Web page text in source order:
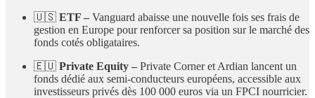
🇺🇸 ETF – Vanguard abaisse une nouvelle fois ses frais de
gestion en Europe pour renforcer sa position sur le marché des
fonds cotés obligataires.
🇪🇺 Private Equity – Private Corner et Ardian lancent un
fonds dédié aux semi-conducteurs européens, accessible aux
investisseurs privés dès 100 000 euros via un FPCI nourricier.